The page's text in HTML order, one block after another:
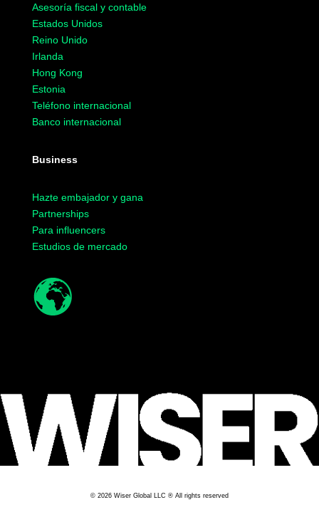
Asesoría fiscal y contable
Estados Unidos
Reino Unido
Irlanda
Hong Kong
Estonia
Teléfono internacional
Banco internacional
Business
Hazte embajador y gana
Partnerships
Para influencers
Estudios de mercado
© 2026 Wiser Global LLC ® All rights reserved